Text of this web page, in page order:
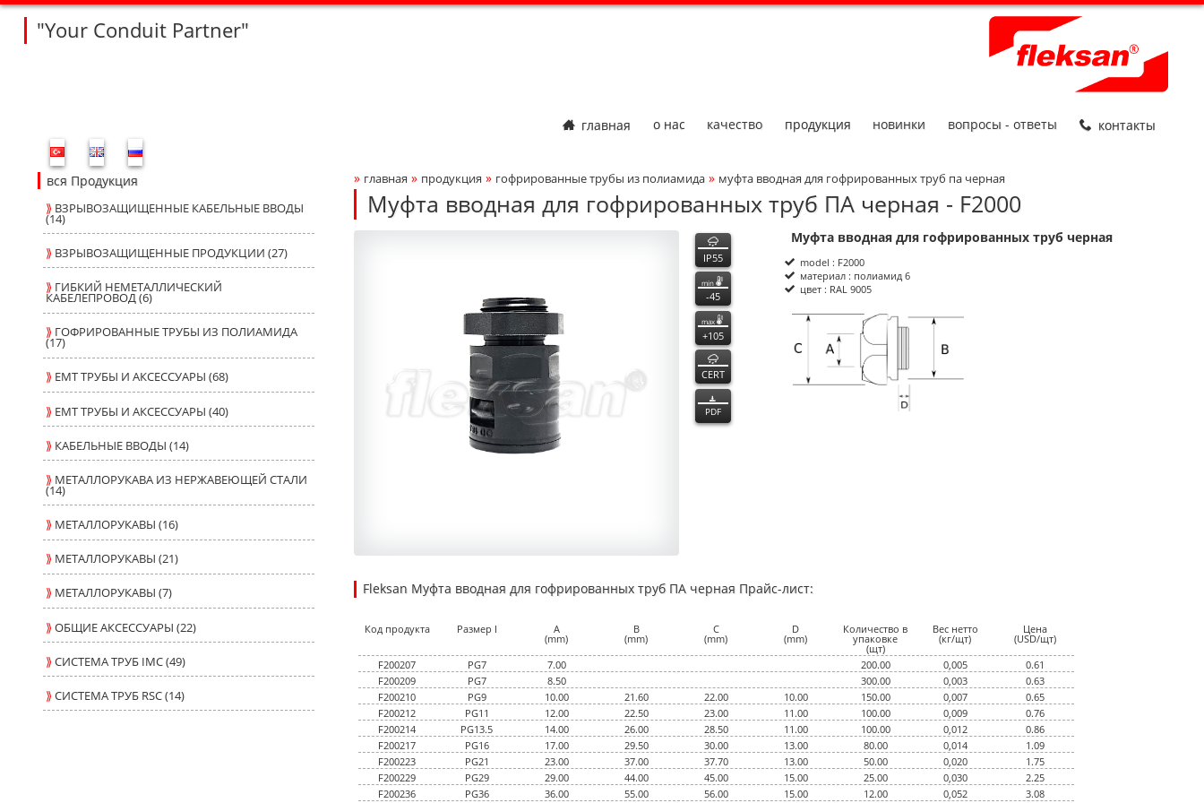
"Your Conduit Partner"
главная о нас качество продукция новинки вопросы - ответы контакты
вся Продукция
⟫ ВЗРЫВОЗАЩИЩЕННЫЕ КАБЕЛЬНЫЕ ВВОДЫ
(14)
⟫ ВЗРЫВОЗАЩИЩЕННЫЕ ПРОДУКЦИИ (27)
⟫ ГИБКИЙ НЕМЕТАЛЛИЧЕСКИЙ
КАБЕЛЕПРОВОД (6)
⟫ ГОФРИРОВАННЫЕ ТРУБЫ ИЗ ПОЛИАМИДА
(17)
⟫ ЕМТ ТРУБЫ И АКСЕССУАРЫ (68)
⟫ ЕМТ ТРУБЫ И АКСЕССУАРЫ (40)
⟫ КАБЕЛЬНЫЕ ВВОДЫ (14)
⟫ МЕТАЛЛОРУКАВА ИЗ НЕРЖАВЕЮЩЕЙ СТАЛИ
(14)
⟫ МЕТАЛЛОРУКАВЫ (16)
⟫ МЕТАЛЛОРУКАВЫ (21)
⟫ МЕТАЛЛОРУКАВЫ (7)
⟫ОБЩИЕ АКСЕССУАРЫ (22)
⟫СИСТЕМА ТРУБ IMC (49)
⟫СИСТЕМА ТРУБ RSC (14)
Breadcrumbs Navigation
» главная » продукция » гофрированные трубы из полиамида » муфта вводная для гофрированных труб па черная
Муфта вводная для гофрированных труб ПА черная - F2000
F2000
F2000 функции
IP55
min
-45
max
+105
CERT
PDF
Product Informations
Муфта вводная для гофрированных труб черная
model : F2000
материал : полиамид 6
цвет : RAL 9005
размеры
Fleksan Муфта вводная для гофрированных труб ПА черная Прайс-лист:
Код продукта Размер I A
(mm)
B
(mm)
C
(mm)
D
(mm)
Количество в
упаковке
(щт)
Вес нетто
(кг/щт)
Цена
(USD/щт)
F200207
PG7 7.00 200.00 0,005
0.61
F200209
PG7 8.50 300.00 0,003
0.63
F200210
PG9 10.00 21.60 22.00 10.00 150.00 0,007
0.65
F200212
PG11 12.00 22.50 23.00 11.00 100.00 0,009
0.76
F200214
PG13.5 14.00 26.00 28.50 11.00 100.00 0,012
0.86
F200217
PG16 17.00 29.50 30.00 13.00 80.00 0,014
1.09
F200223
PG21 23.00 37.00 37.70 13.00 50.00 0,020
1.75
F200229
PG29 29.00 44.00 45.00 15.00 25.00 0,030
2.25
F200236
PG36 36.00 55.00 56.00 15.00 12.00 0,052
3.08